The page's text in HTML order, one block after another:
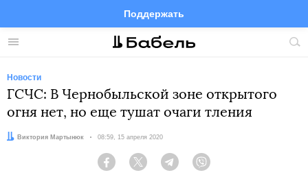
Меню
Поддержать
FacebookTelegramTwitter
Новости
ГСЧС: В Чернобыльской зоне открытого
огня нет, но еще тушат очаги тления
Автор:Виктория Мартынюк Дата:
08:59, 15 апреля 2020
Facebook Twitter Telegram